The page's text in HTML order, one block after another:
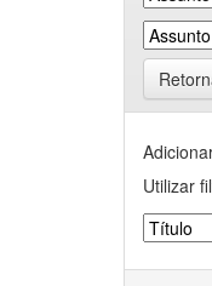
Utilizar